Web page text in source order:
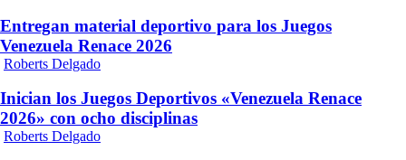
Entregan material deportivo para los Juegos
Venezuela Renace 2026
Roberts Delgado
Inician los Juegos Deportivos «Venezuela Renace
2026» con ocho disciplinas
Roberts Delgado